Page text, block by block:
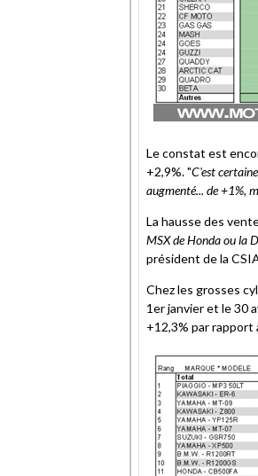
Le constat est
+2,9%. "C'est
augmenté... de +1%,
La hausse des
MSX de Honda ou la
président de la
Chez les grosses
1er janvier et le 30
+12,3% par rapport